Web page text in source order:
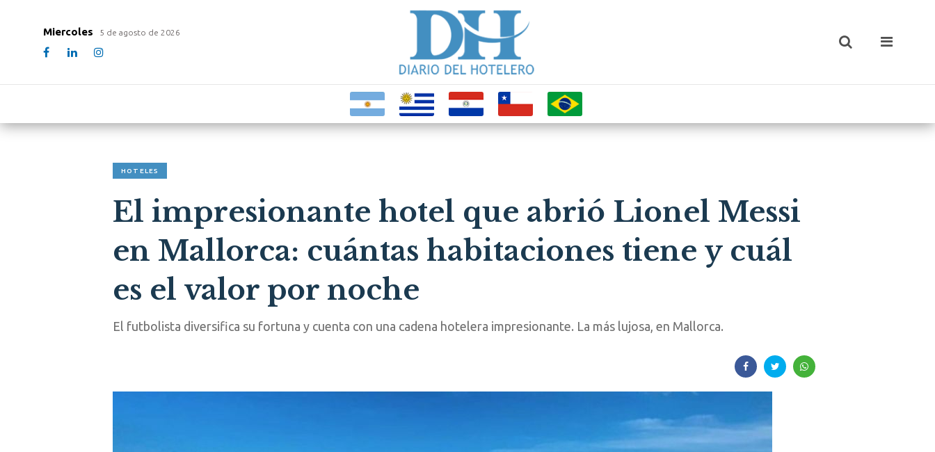
Miercoles 5 de agosto de 2026
HOTELES
El impresionante hotel que abrió Lionel Messi
en Mallorca: cuántas habitaciones tiene y cuál
es el valor por noche
El futbolista diversifica su fortuna y cuenta con una cadena hotelera impresionante. La más lujosa, en Mallorca.